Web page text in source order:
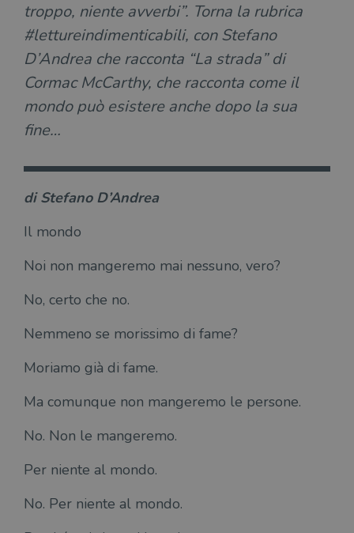
troppo, niente avverbi”. Torna la rubrica
#lettureindimenticabili, con Stefano
D’Andrea che racconta “La strada” di
Cormac McCarthy, che racconta come il
mondo può esistere anche dopo la sua
fine…
di Stefano D’Andrea
Il mondo
Noi non mangeremo mai nessuno, vero?
No, certo che no.
Nemmeno se morissimo di fame?
Moriamo già di fame.
Ma comunque non mangeremo le persone.
No. Non le mangeremo.
Per niente al mondo.
No. Per niente al mondo.